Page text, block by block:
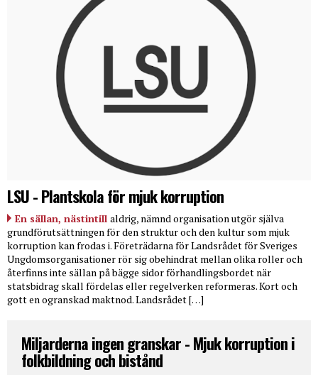
LSU - Plantskola för mjuk korruption
En sällan, nästintill aldrig, nämnd organisation utgör själva
grundförutsättningen för den struktur och den kultur som mjuk
korruption kan frodas i. Företrädarna för Landsrådet för Sveriges
Ungdomsorganisationer rör sig obehindrat mellan olika roller och
återfinns inte sällan på bägge sidor förhandlingsbordet när
statsbidrag skall fördelas eller regelverken reformeras. Kort och
gott en ogranskad maktnod. Landsrådet […]
Miljarderna ingen granskar - Mjuk korruption i
folkbildning och bistånd